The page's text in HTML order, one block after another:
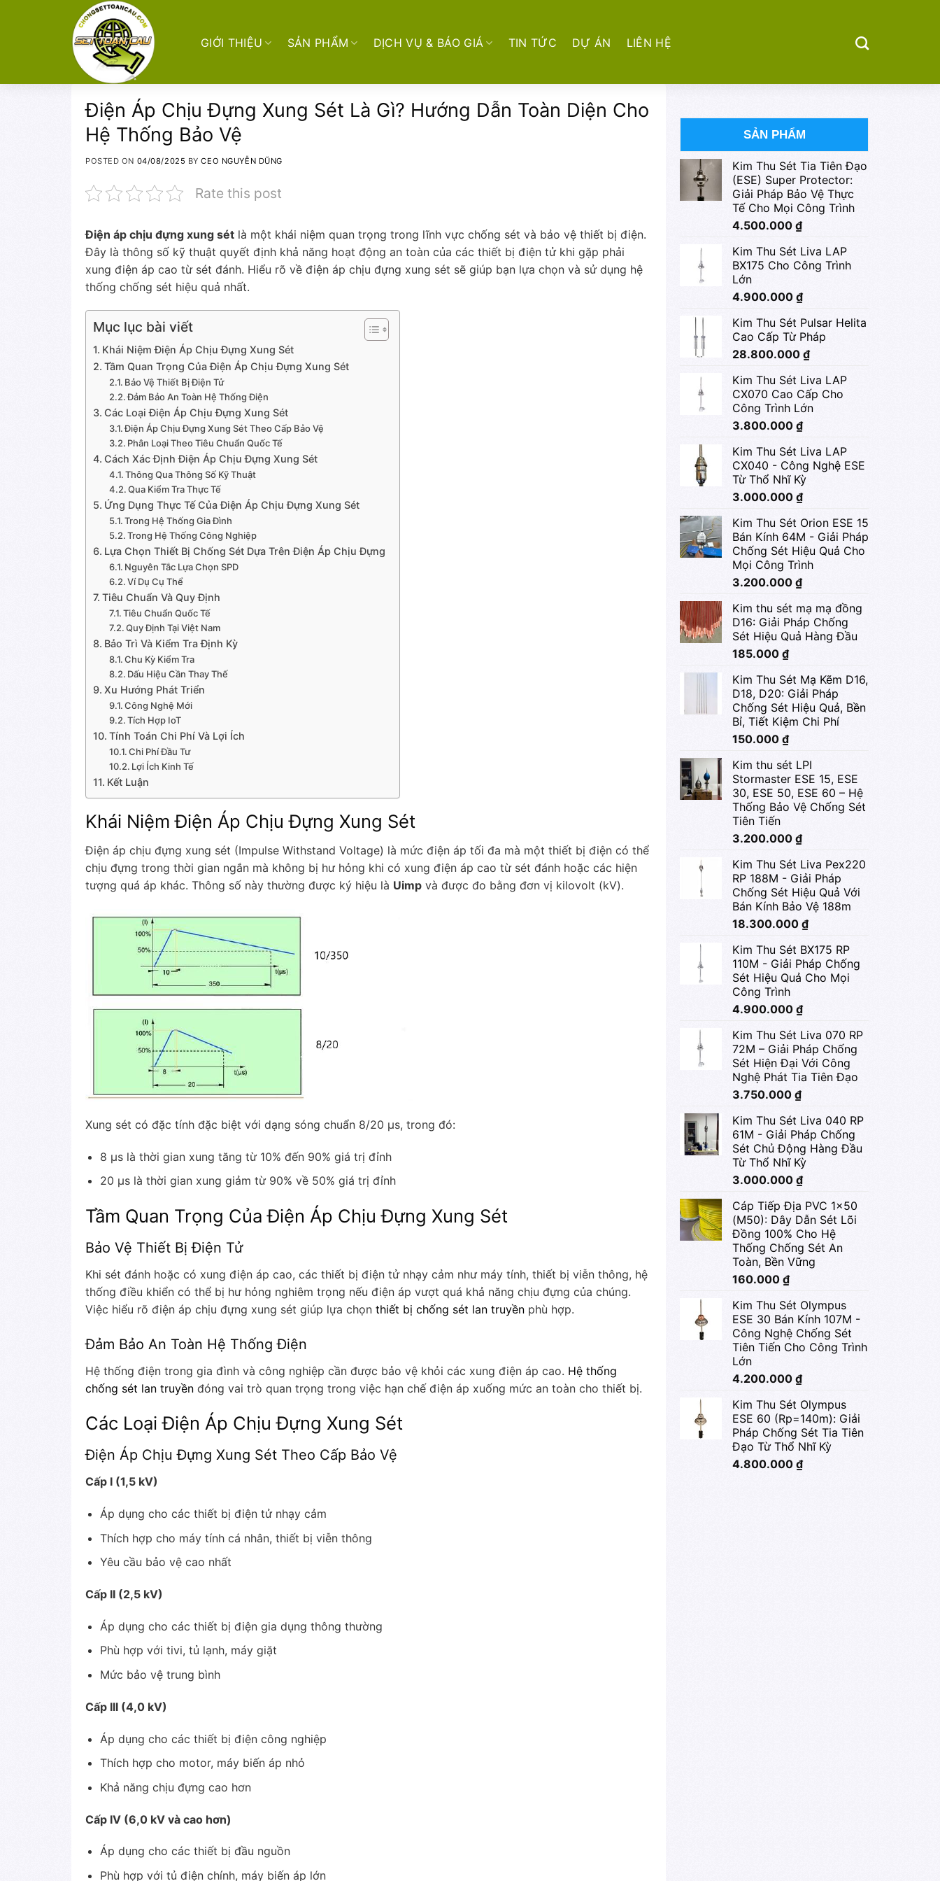
GIỚI THIỆU SẢN PHẨM DỊCH VỤ & BÁO GIÁ TIN TỨC DỰ ÁN LIÊN HỆ
Điện Áp Chịu Đựng Xung Sét Là Gì? Hướng Dẫn Toàn Diện Cho
Hệ Thống Bảo Vệ
POSTED ON 04/08/2025 BYCEO NGUYỄN DŨNG
Rate this post
Điện áp chịu đựng xung sét là một khái niệm quan trọng trong lĩnh vực chống sét và bảo vệ thiết bị điện.
Đây là thông số kỹ thuật quyết định khả năng hoạt động an toàn của các thiết bị điện tử khi gặp phải
xung điện áp cao từ sét đánh. Hiểu rõ về điện áp chịu đựng xung sét sẽ giúp bạn lựa chọn và sử dụng hệ
thống chống sét hiệu quả nhất.
Mục lục bài viết
Khái Niệm Điện Áp Chịu Đựng Xung Sét
Tầm Quan Trọng Của Điện Áp Chịu Đựng Xung Sét
Bảo Vệ Thiết Bị Điện Tử
Đảm Bảo An Toàn Hệ Thống Điện
Các Loại Điện Áp Chịu Đựng Xung Sét
Điện Áp Chịu Đựng Xung Sét Theo Cấp Bảo Vệ
Phân Loại Theo Tiêu Chuẩn Quốc Tế
Cách Xác Định Điện Áp Chịu Đựng Xung Sét
Thông Qua Thông Số Kỹ Thuật
Qua Kiểm Tra Thực Tế
Ứng Dụng Thực Tế Của Điện Áp Chịu Đựng Xung Sét
Trong Hệ Thống Gia Đình
Trong Hệ Thống Công Nghiệp
Lựa Chọn Thiết Bị Chống Sét Dựa Trên Điện Áp Chịu Đựng
Nguyên Tắc Lựa Chọn SPD
Ví Dụ Cụ Thể
Tiêu Chuẩn Và Quy Định
Tiêu Chuẩn Quốc Tế
Quy Định Tại Việt Nam
Bảo Trì Và Kiểm Tra Định Kỳ
Chu Kỳ Kiểm Tra
Dấu Hiệu Cần Thay Thế
Xu Hướng Phát Triển
Công Nghệ Mới
Tích Hợp IoT
Tính Toán Chi Phí Và Lợi Ích
Chi Phí Đầu Tư
Lợi Ích Kinh Tế
Kết Luận
Khái Niệm Điện Áp Chịu Đựng Xung Sét
Điện áp chịu đựng xung sét (Impulse Withstand Voltage) là mức điện áp tối đa mà một thiết bị điện có thể
chịu đựng trong thời gian ngắn mà không bị hư hỏng khi có xung điện áp cao từ sét đánh hoặc các hiện
tượng quá áp khác. Thông số này thường được ký hiệu là Uimp và được đo bằng đơn vị kilovolt (kV).
Xung sét có đặc tính đặc biệt với dạng sóng chuẩn 8/20 μs, trong đó:
8 μs là thời gian xung tăng từ 10% đến 90% giá trị đỉnh
20 μs là thời gian xung giảm từ 90% về 50% giá trị đỉnh
Tầm Quan Trọng Của Điện Áp Chịu Đựng Xung Sét
Bảo Vệ Thiết Bị Điện Tử
Khi sét đánh hoặc có xung điện áp cao, các thiết bị điện tử nhạy cảm như máy tính, thiết bị viễn thông, hệ
thống điều khiển có thể bị hư hỏng nghiêm trọng nếu điện áp vượt quá khả năng chịu đựng của chúng.
Việc hiểu rõ điện áp chịu đựng xung sét giúp lựa chọn thiết bị chống sét lan truyền phù hợp.
Đảm Bảo An Toàn Hệ Thống Điện
Hệ thống điện trong gia đình và công nghiệp cần được bảo vệ khỏi các xung điện áp cao. Hệ thống
chống sét lan truyền đóng vai trò quan trọng trong việc hạn chế điện áp xuống mức an toàn cho thiết bị.
Các Loại Điện Áp Chịu Đựng Xung Sét
Điện Áp Chịu Đựng Xung Sét Theo Cấp Bảo Vệ
Cấp I (1,5 kV)
Áp dụng cho các thiết bị điện tử nhạy cảm
Thích hợp cho máy tính cá nhân, thiết bị viễn thông
Yêu cầu bảo vệ cao nhất
Cấp II (2,5 kV)
Áp dụng cho các thiết bị điện gia dụng thông thường
Phù hợp với tivi, tủ lạnh, máy giặt
Mức bảo vệ trung bình
Cấp III (4,0 kV)
Áp dụng cho các thiết bị điện công nghiệp
Thích hợp cho motor, máy biến áp nhỏ
Khả năng chịu đựng cao hơn
Cấp IV (6,0 kV và cao hơn)
Áp dụng cho các thiết bị đầu nguồn
Phù hợp với tủ điện chính, máy biến áp lớn
SẢN PHẨM
Kim Thu Sét Tia Tiên Đạo
(ESE) Super Protector:
Giải Pháp Bảo Vệ Thực
Tế Cho Mọi Công Trình
4.500.000 ₫
Kim Thu Sét Liva LAP
BX175 Cho Công Trình
Lớn
4.900.000 ₫
Kim Thu Sét Pulsar Helita
Cao Cấp Từ Pháp
28.800.000 ₫
Kim Thu Sét Liva LAP
CX070 Cao Cấp Cho
Công Trình Lớn
3.800.000 ₫
Kim Thu Sét Liva LAP
CX040 - Công Nghệ ESE
Từ Thổ Nhĩ Kỳ
3.000.000 ₫
Kim Thu Sét Orion ESE 15
Bán Kính 64M - Giải Pháp
Chống Sét Hiệu Quả Cho
Mọi Công Trình
3.200.000 ₫
Kim thu sét mạ mạ đồng
D16: Giải Pháp Chống
Sét Hiệu Quả Hàng Đầu
185.000 ₫
Kim Thu Sét Mạ Kẽm D16,
D18, D20: Giải Pháp
Chống Sét Hiệu Quả, Bền
Bỉ, Tiết Kiệm Chi Phí
150.000 ₫
Kim thu sét LPI
Stormaster ESE 15, ESE
30, ESE 50, ESE 60 – Hệ
Thống Bảo Vệ Chống Sét
Tiên Tiến
3.200.000 ₫
Kim Thu Sét Liva Pex220
RP 188M - Giải Pháp
Chống Sét Hiệu Quả Với
Bán Kính Bảo Vệ 188m
18.300.000 ₫
Kim Thu Sét BX175 RP
110M - Giải Pháp Chống
Sét Hiệu Quả Cho Mọi
Công Trình
4.900.000 ₫
Kim Thu Sét Liva 070 RP
72M – Giải Pháp Chống
Sét Hiện Đại Với Công
Nghệ Phát Tia Tiên Đạo
3.750.000 ₫
Kim Thu Sét Liva 040 RP
61M - Giải Pháp Chống
Sét Chủ Động Hàng Đầu
Từ Thổ Nhĩ Kỳ
3.000.000 ₫
Cáp Tiếp Địa PVC 1x50
(M50): Dây Dẫn Sét Lõi
Đồng 100% Cho Hệ
Thống Chống Sét An
Toàn, Bền Vững
160.000 ₫
Kim Thu Sét Olympus
ESE 30 Bán Kính 107M -
Công Nghệ Chống Sét
Tiên Tiến Cho Công Trình
Lớn
4.200.000 ₫
Kim Thu Sét Olympus
ESE 60 (Rp=140m): Giải
Pháp Chống Sét Tia Tiên
Đạo Từ Thổ Nhĩ Kỳ
4.800.000 ₫